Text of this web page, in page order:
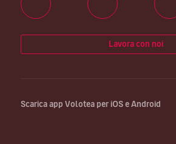
Lavora con noi
Scarica app Volotea per iOS e Android